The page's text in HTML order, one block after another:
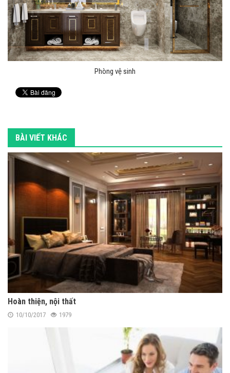
Phòng vệ sinh
BÀI VIẾT KHÁC
Hoàn thiện, nội thất
10/10/2017 1979